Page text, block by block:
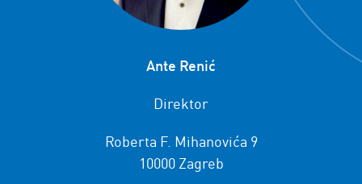
Ante Renić
Direktor
Roberta F. Mihanovića 9
10000 Zagreb